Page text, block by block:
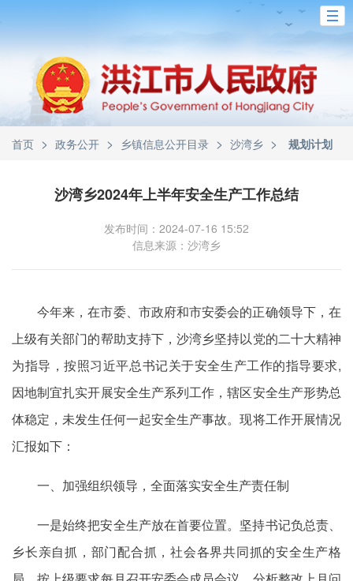
首页 > 政务公开 > 乡镇信息公开目录 > 沙湾乡 > 规划计划
沙湾乡2024年上半年安全生产工作总结
发布时间：2024-07-16 15:52
信息来源：沙湾乡
今年来，在市委、市政府和市安委会的正确领导下，在
上级有关部门的帮助支持下，沙湾乡坚持以党的二十大精神
为指导，按照习近平总书记关于安全生产工作的指导要求,
因地制宜扎实开展安全生产系列工作，辖区安全生产形势总
体稳定，未发生任何一起安全生产事故。现将工作开展情况
汇报如下：
一、加强组织领导，全面落实安全生产责任制
一是始终把安全生产放在首要位置。坚持书记负总责、
乡长亲自抓，部门配合抓，社会各界共同抓的安全生产格